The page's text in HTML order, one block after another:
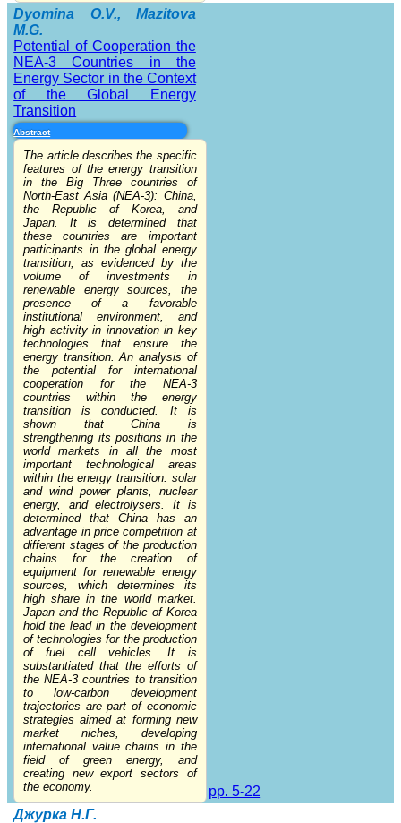
Dyomina O.V., Mazitova
M.G.
Potential of Cooperation the
NEA-3 Countries in the
Energy Sector in the Context
of the Global Energy
Transition
Abstract
The article describes the specific
features of the energy transition
in the Big Three countries of
North-East Asia (NEA-3): China,
the Republic of Korea, and
Japan. It is determined that
these countries are important
participants in the global energy
transition, as evidenced by the
volume of investments in
renewable energy sources, the
presence of a favorable
institutional environment, and
high activity in innovation in key
technologies that ensure the
energy transition. An analysis of
the potential for international
cooperation for the NEA-3
countries within the energy
transition is conducted. It is
shown that China is
strengthening its positions in the
world markets in all the most
important technological areas
within the energy transition: solar
and wind power plants, nuclear
energy, and electrolysers. It is
determined that China has an
advantage in price competition at
different stages of the production
chains for the creation of
equipment for renewable energy
sources, which determines its
high share in the world market.
Japan and the Republic of Korea
hold the lead in the development
of technologies for the production
of fuel cell vehicles. It is
substantiated that the efforts of
the NEA-3 countries to transition
to low-carbon development
trajectories are part of economic
strategies aimed at forming new
market niches, developing
international value chains in the
field of green energy, and
creating new export sectors of
the economy.
pp. 5-22
Джурка Н.Г.